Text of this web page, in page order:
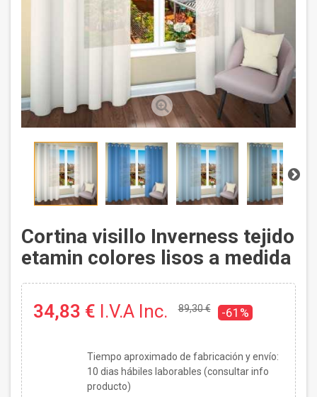
Cortina visillo Inverness tejido
etamin colores lisos a medida
34,83 € I.V.A Inc. 89,30 € -61%
Tiempo aproximado de fabricación y envío:
10 dias hábiles laborables (consultar info
producto)